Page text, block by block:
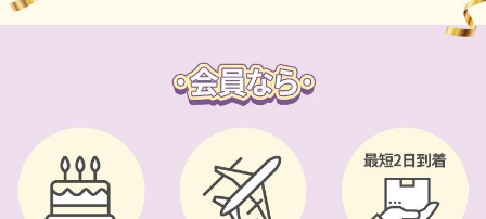
カスタマーサービス
ショッピングガイド
アプリダウンロード
INSTAGRAM LINE